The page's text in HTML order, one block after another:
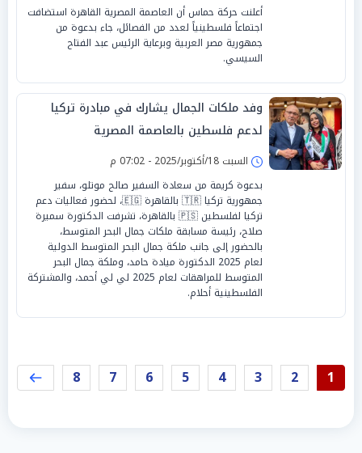
أعلنت حركة حماس أن العاصمة المصرية القاهرة استضافت
اجتماعاً فلسطينياً لعدد من الفصائل، جاء بدعوة من
جمهورية مصر العربية وبرعاية الرئيس عبد الفتاح
السيسي.
وفد ملكات الجمال يشارك في مبادرة تركيا
لدعم فلسطين بالعاصمة المصرية
السبت 18/أكتوبر/2025 - 07:02 م
بدعوة كريمة من سعادة السفير صالح موتلو، سفير
جمهورية تركيا 🇹🇷 بالقاهرة 🇪🇬، لحضور فعاليات دعم
تركيا لفلسطين 🇵🇸 بالقاهرة، تشرفت الدكتورة سميرة
صلاح، رئيسة مسابقة ملكات جمال البحر المتوسط،
بالحضور إلى جانب ملكة جمال البحر المتوسط الدولية
لعام 2025 الدكتورة ميادة حامد، وملكة جمال البحر
المتوسط للمراهقات لعام 2025 لي لي أحمد، والمشتركة
الفلسطينية أحلام.
1
2
3
4
5
6
7
8